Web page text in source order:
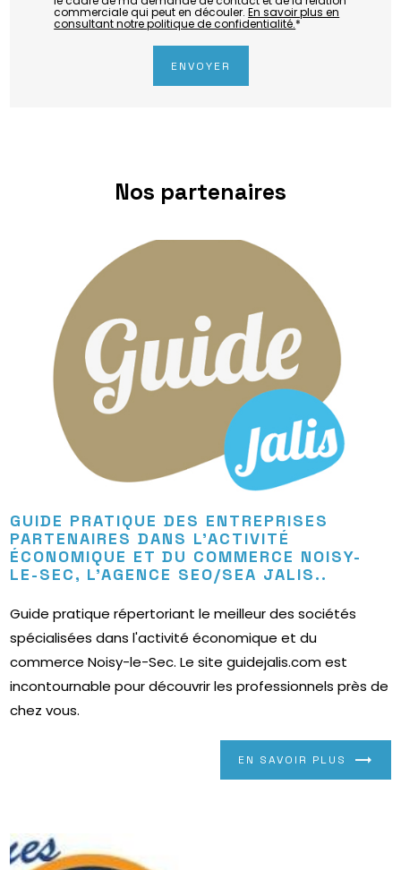
commerciale qui peut en découler.En savoir plus en
consultant notre politique de confidentialité.*
Nos partenaires
GUIDE PRATIQUE DES ENTREPRISES
PARTENAIRES DANS L'ACTIVITÉ
ÉCONOMIQUE ET DU COMMERCE NOISY-
LE-SEC, L’AGENCE SEO/SEA JALIS..
Guide pratique répertoriant le meilleur des sociétés
spécialisées dans l'activité économique et du
commerce Noisy-le-Sec. Le site guidejalis.com est
incontournable pour découvrir les professionnels près de
chez vous.
EN SAVOIR PLUS